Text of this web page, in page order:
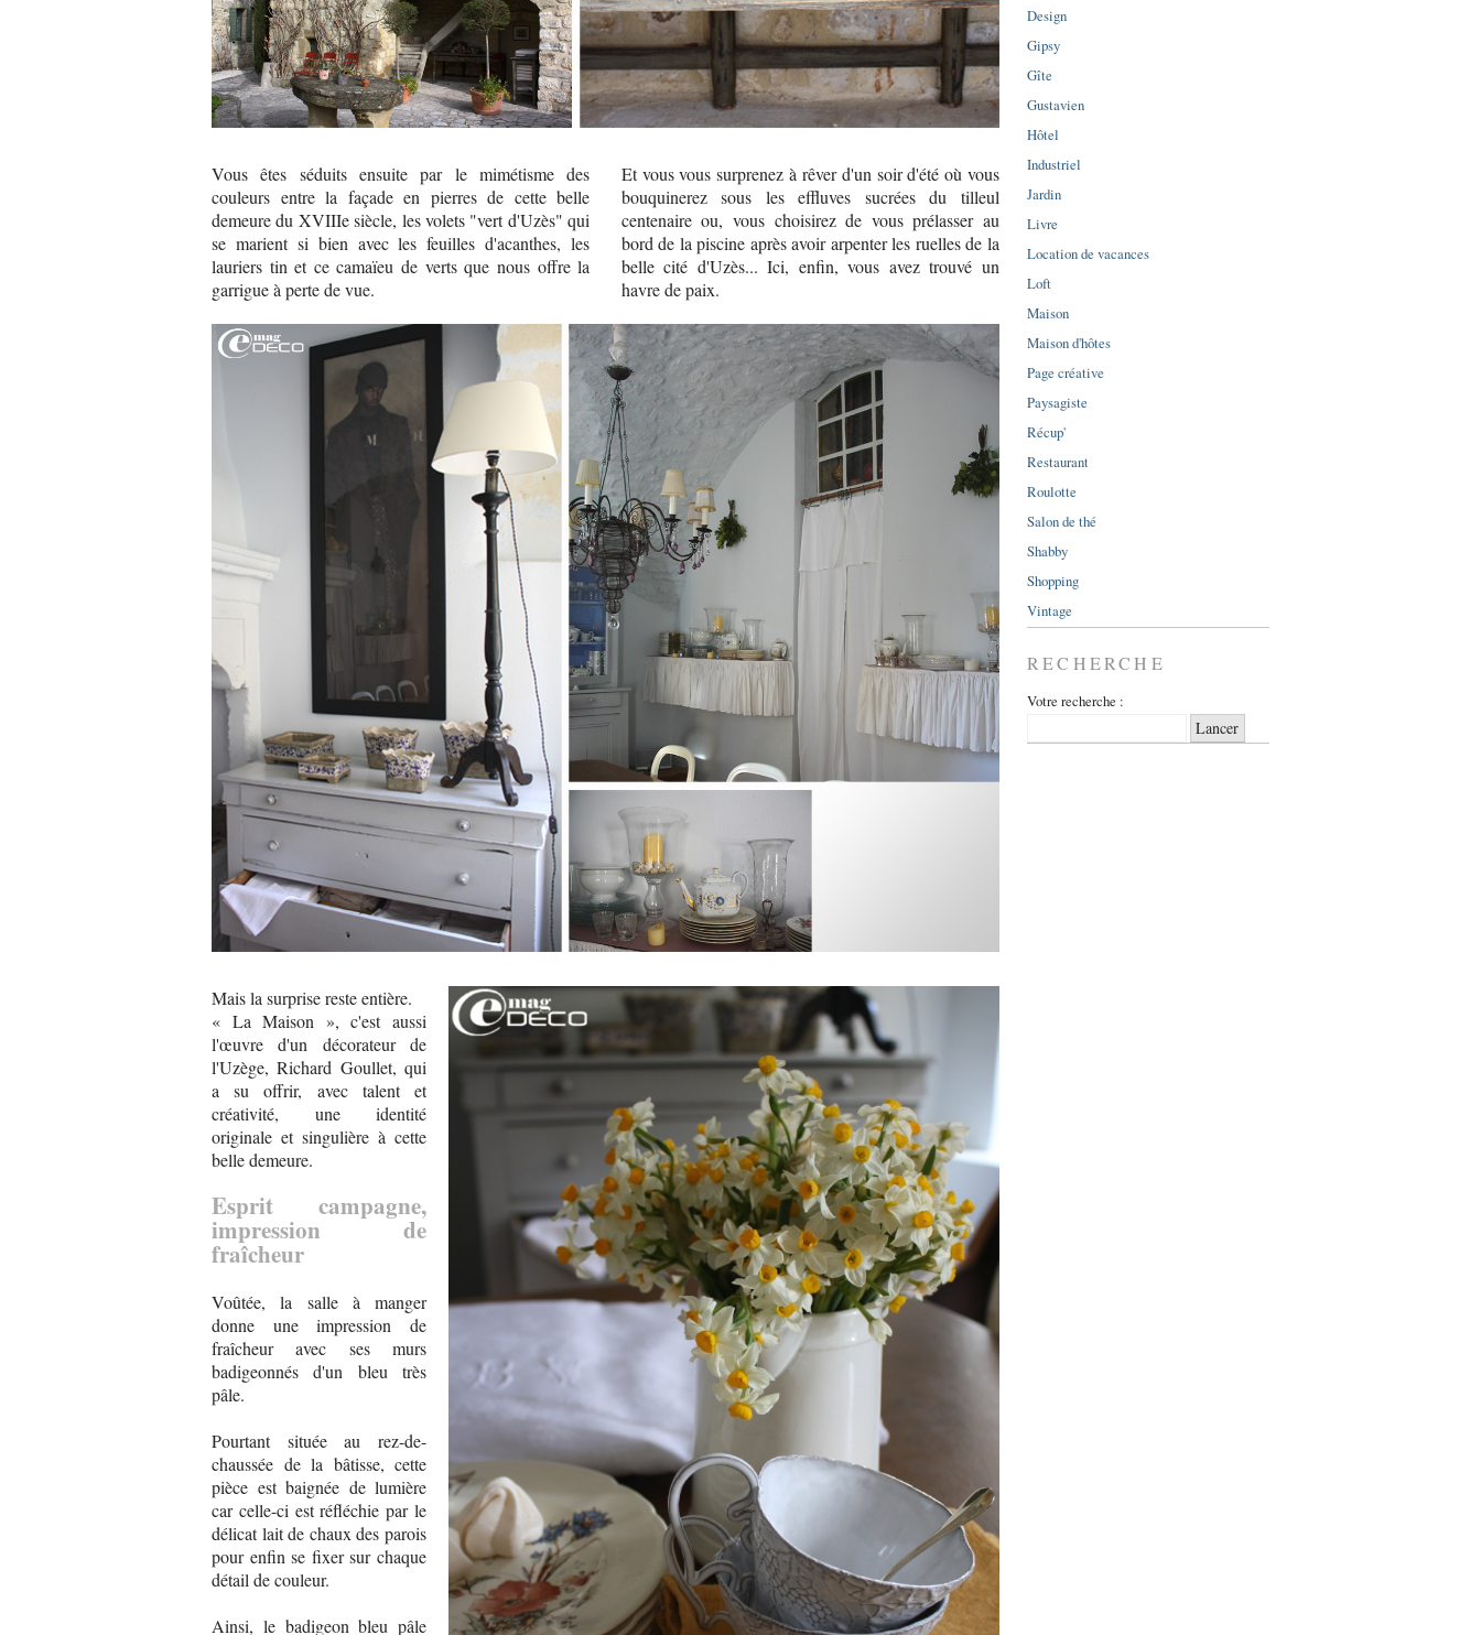
Vous êtes séduits ensuite par le mimétisme des
couleurs entre la façade en pierres de cette belle
demeure du XVIIIe siècle, les volets "vert d'Uzès" qui
se marient si bien avec les feuilles d'acanthes, les
lauriers tin et ce camaïeu de verts que nous offre la
garrigue à perte de vue.
Et vous vous surprenez à rêver d'un soir d'été où vous
bouquinerez sous les effluves sucrées du tilleul
centenaire ou, vous choisirez de vous prélasser au
bord de la piscine après avoir arpenter les ruelles de la
belle cité d'Uzès... Ici, enfin, vous avez trouvé un
havre de paix.
Mais la surprise reste entière.
« La Maison », c'est aussi
l'œuvre d'un décorateur de
l'Uzège, Richard Goullet, qui
a su offrir, avec talent et
créativité, une identité
originale et singulière à cette
belle demeure.
Esprit campagne,
impression de
fraîcheur
Voûtée, la salle à manger
donne une impression de
fraîcheur avec ses murs
badigeonnés d'un bleu très
pâle.
Pourtant située au rez-de-
chaussée de la bâtisse, cette
pièce est baignée de lumière
car celle-ci est réfléchie par le
délicat lait de chaux des parois
pour enfin se fixer sur chaque
détail de couleur.
Ainsi, le badigeon bleu pâle
Design
Gipsy
Gîte
Gustavien
Hôtel
Industriel
Jardin
Livre
Location de vacances
Loft
Maison
Maison d'hôtes
Page créative
Paysagiste
Récup'
Restaurant
Roulotte
Salon de thé
Shabby
Shopping
Vintage
RECHERCHE
Votre recherche :